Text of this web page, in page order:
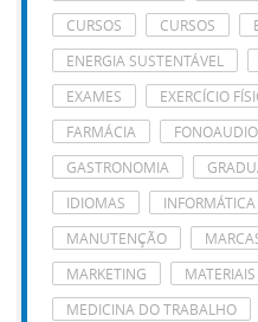
CURSOS
CURSOS
ENERGIA SUSTENTÁVEL
EXAMES
EXERCÍCIO
FARMÁCIA
GASTRONOMIA
IDIOMAS
INFORMÁTICA
MANUTENÇÃO
MARKETING
MEDICINA DO TRABALHO